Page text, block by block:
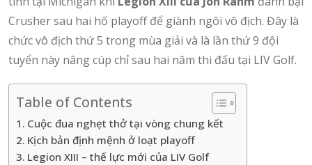
Crusher sau hai hố playoff để giành ngôi vô địch. Đây là
chức vô địch thứ 5 trong mùa giải và là lần thứ 9 đội
tuyển này nâng cúp chỉ sau hai năm thi đấu tại LIV Golf.
Table of Contents
Cuộc đua nghẹt thở tại vòng chung kết
Kịch bản định mệnh ở loạt playoff
Legion XIII – thế lực mới của LIV Golf